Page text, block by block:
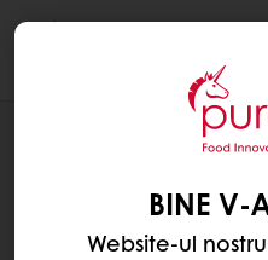
REȚETE
BINE V-
Website-ul